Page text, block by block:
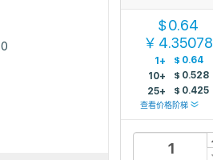
$0.64
￥ 4.35078
查看价格阶梯
1+ $ 0.64
10+
$ 0.528
25+
$ 0.425